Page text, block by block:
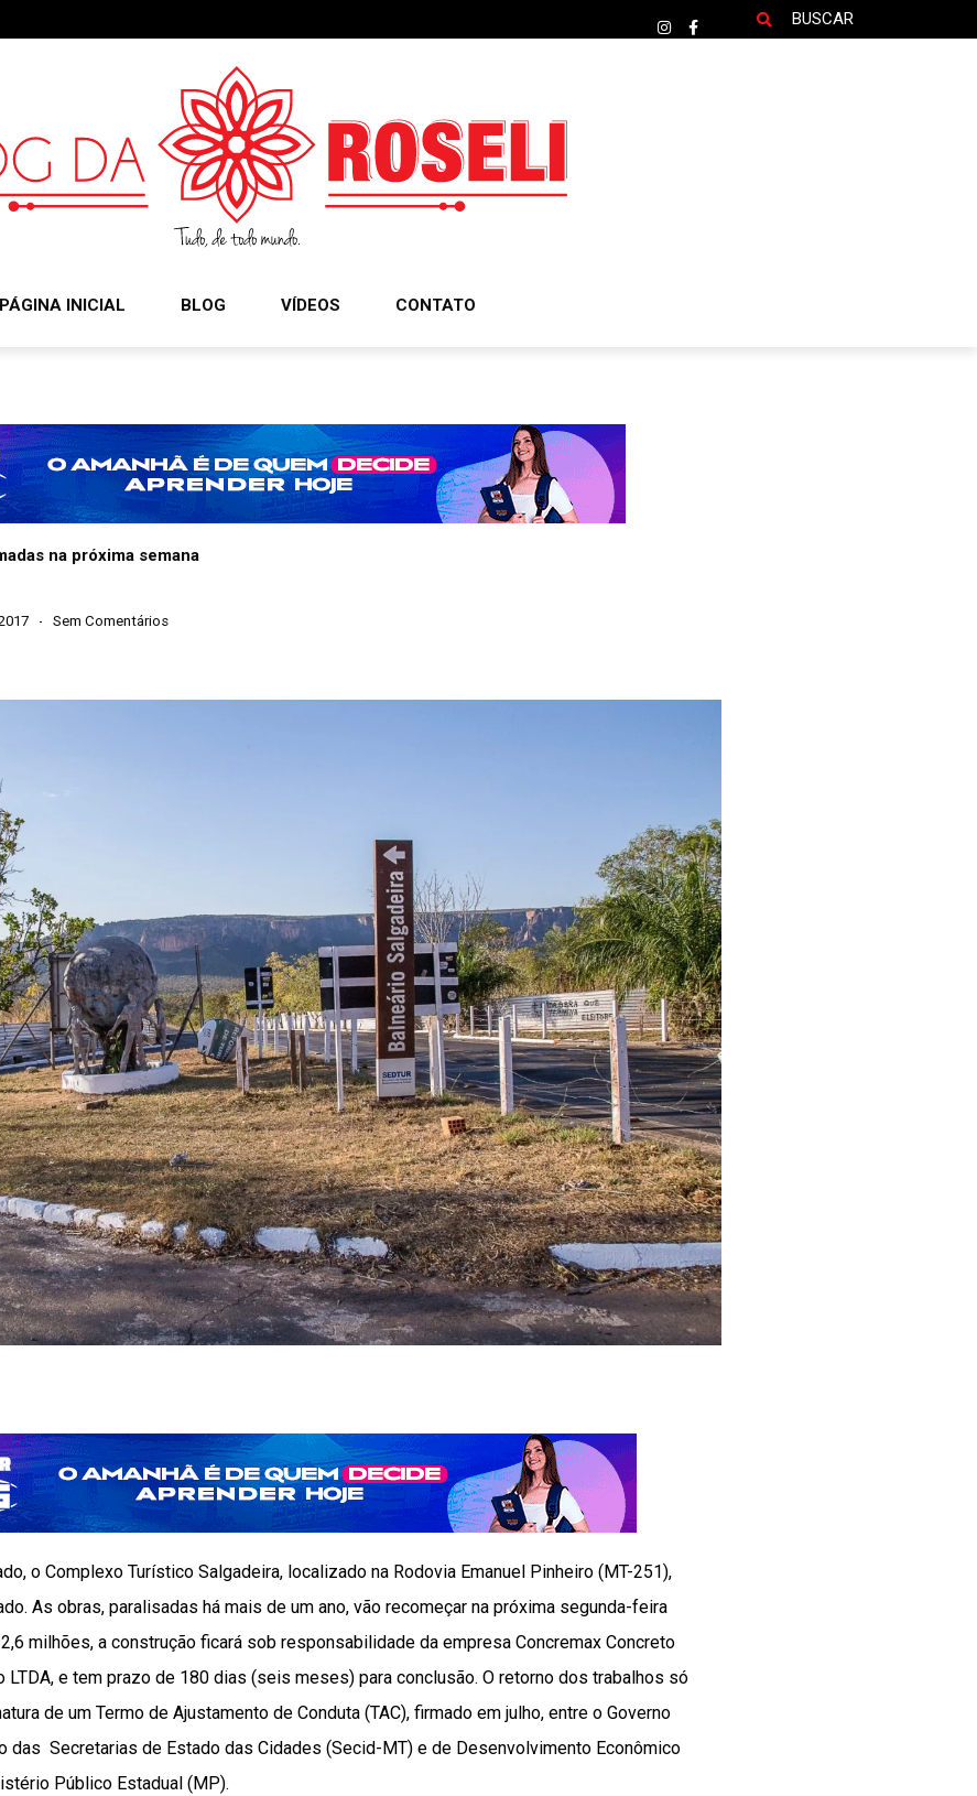
BUSCAR
PÁGINA INICIAL BLOG VÍDEOS CONTATO
na próxima semana
Sem Comentários
o Complexo Turístico Salgadeira, localizado na Rodovia Emanuel Pinheiro (MT-251),
As obras, paralisadas há mais de um ano, vão recomeçar na próxima segunda-feira
milhões, a construção ficará sob responsabilidade da empresa Concremax Concreto
LTDA, e tem prazo de 180 dias (seis meses) para conclusão. O retorno dos trabalhos só
de um Termo de Ajustamento de Conduta (TAC), firmado em julho, entre o Governo
das Secretarias de Estado das Cidades (Secid-MT) e de Desenvolvimento Econômico
Público Estadual (MP).